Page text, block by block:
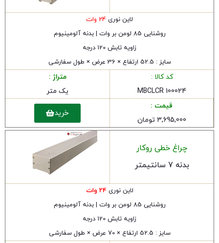
لاین نوری 24 وات
روشنایی 85 لومن بر وات | بدنه آلومینیوم
زاویه تابش 120 درجه
سایز : 52.5 ارتفاع × 36 عرض × طول سفارشی
کد کالا :
MBCLCR 100024
متراژ :
یک متر
قیمت :
3,695,000 تومان
خرید
چراغ خطی روکار
بدنه 7 سانتیمتر
لاین نوری24 وات
روشنایی 85 لومن بر وات | بدنه آلومینیوم
زاویه تابش 120 درجه
سایز : 52.5 ارتفاع × 70 عرض × طول سفارشی